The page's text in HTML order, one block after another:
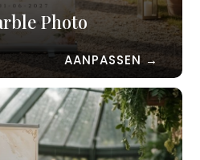
Photo
AANPASSEN →